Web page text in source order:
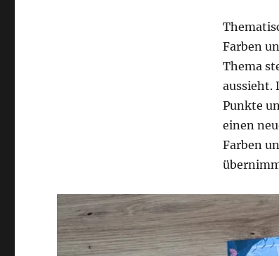
Farben
Thema
aussieht.
Punkte
einen
Farben